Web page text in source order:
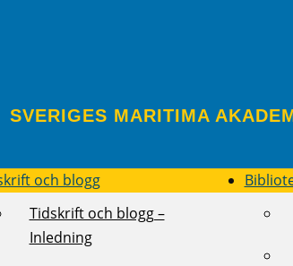
SVERIGES MARITIMA
och blogg
Tidskrift och blogg –
Inledning